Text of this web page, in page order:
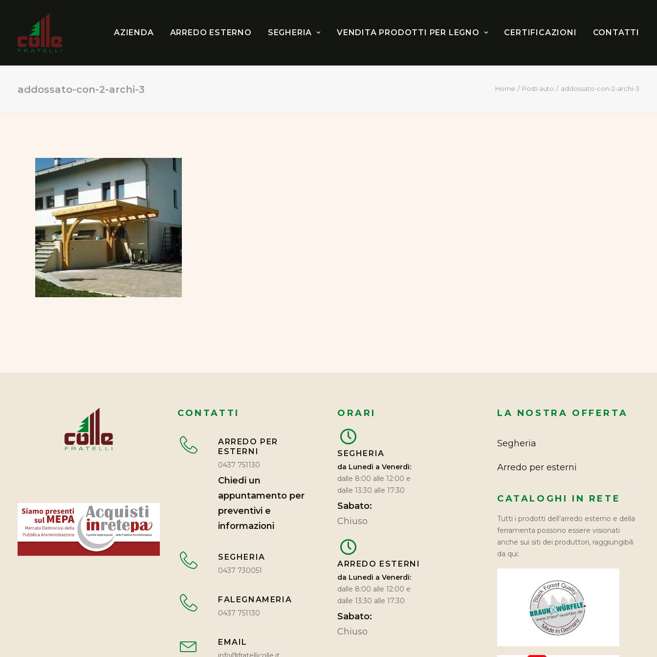
AZIENDA ARREDO ESTERNO SEGHERIA VENDITA PRODOTTI PER LEGNO CERTIFICAZIONI CONTATTI
addossato-con-2-archi-3 Home Posti auto addossato-con-2-archi-3
CONTATTI
ARREDO PER
ESTERNI
0437 751130
Chiedi un
appuntamento per
preventivi e
informazioni
SEGHERIA
0437 730051
FALEGNAMERIA
0437 751130
EMAIL
ORARI
SEGHERIA
da Lunedì a Venerdì:
dalle 8:00 alle 12:00 e
dalle 13:30 alle 17:30
Sabato:
Chiuso
ARREDO ESTERNI
da Lunedì a Venerdì:
dalle 8:00 alle 12:00 e
dalle 13:30 alle 17:30
Sabato:
Chiuso
LA NOSTRA OFFERTA
Segheria
Arredo per esterni
CATALOGHI IN RETE
Tutti i prodotti dell’arredo esterno e della
ferramenta possono essere visionati
anche sui siti dei produttori, raggiungibili
da qui: